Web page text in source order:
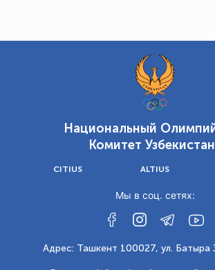
Национальный
Комитет
CITIUS ALTIUS
Мы в соц. сетях:
Адрес: Ташкент 100027, ул. Батыра